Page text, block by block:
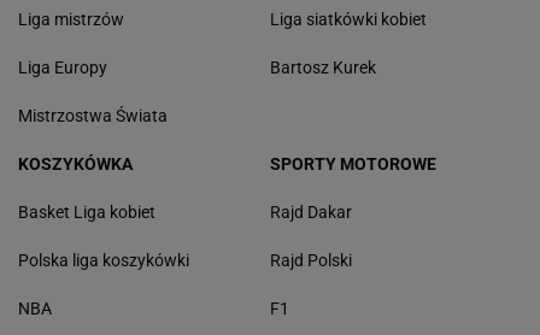
Liga mistrzów
Liga Europy
Mistrzostwa Świata
Liga siatkówki kobiet
Bartosz Kurek
KOSZYKÓWKA
Basket Liga kobiet
Polska liga koszykówki
NBA
SPORTY MOTOROWE
Rajd Dakar
Rajd Polski
F1